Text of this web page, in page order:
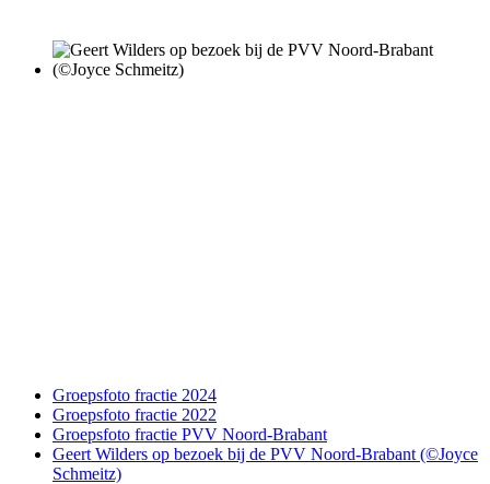
Groepsfoto fractie 2024
Groepsfoto fractie 2022
Groepsfoto fractie PVV Noord-Brabant
Geert Wilders op bezoek bij de PVV Noord-Brabant (©Joyce
Schmeitz)